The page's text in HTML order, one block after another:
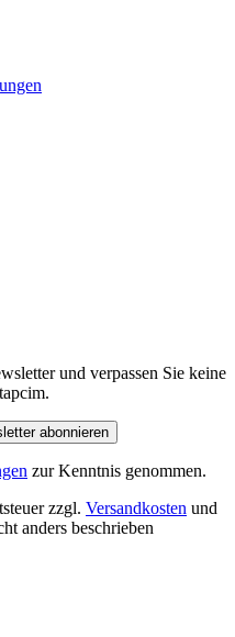
und verpassen Sie keine
abonnieren
zur Kenntnis genommen.
zzgl. Versandkosten und
anders beschrieben